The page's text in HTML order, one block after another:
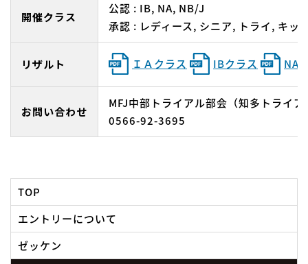
開催クラス
公認 : IB, NA, NB/J
承認 : レディース, シニア, トライ, キッ
リザルト ＩＡクラス IBクラス NA
お問い合わせ
MFJ中部トライアル部会（知多トライ
0566-92-3695
TOP
エントリーについて
ゼッケン